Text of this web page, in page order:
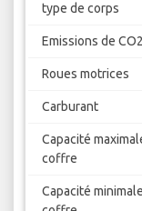
type de corps
Emissions de CO2
Roues motrices
Carburant
Capacité
coffre
Capacité